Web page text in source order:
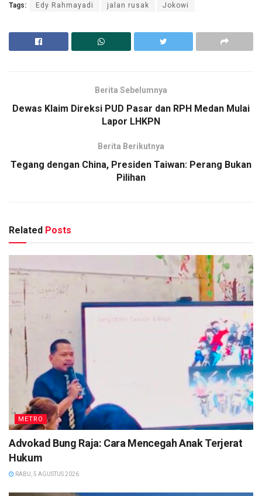
Tags: Edy Rahmayadi jalan rusak Jokowi
Berita Sebelumnya
Dewas Klaim Direksi PUD Pasar dan RPH Medan Mulai
Lapor LHKPN
Berita Berikutnya
Tegang dengan China, Presiden Taiwan: Perang Bukan
Pilihan
Related Posts
METRO
Advokad Bung Raja: Cara Mencegah Anak Terjerat
Hukum
RABU, 5 AGUSTUS 2026